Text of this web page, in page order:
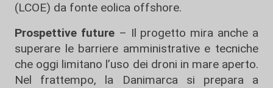
(LCOE) da fonte eolica offshore.
Prospettive future– Il progetto mira anche a
superare le barriere amministrative e tecniche
che oggi limitano l’uso dei droni in mare aperto.
Nel frattempo, la Danimarca si prepara a